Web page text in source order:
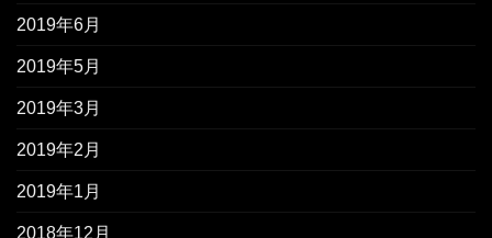
2019年6月
2019年5月
2019年3月
2019年2月
2019年1月
2018年12月